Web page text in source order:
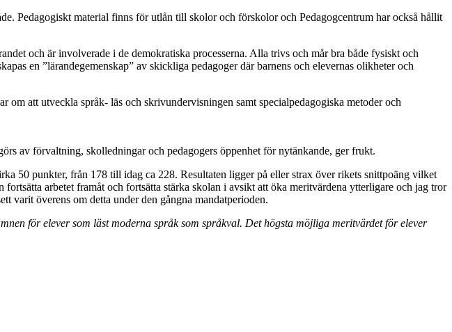
Pedagogiskt material finns för utlån till skolor och förskolor och Pedagogcentrum har också hållit
och är involverade i de demokratiska processerna. Alla trivs och mår bra både fysiskt och
en ”lärandegemenskap” av skickliga pedagoger där barnens och elevernas olikheter och
att utveckla språk- läs och skrivundervisningen samt specialpedagogiska metoder och
av förvaltning, skolledningar och pedagogers öppenhet för nytänkande, ger frukt.
50 punkter, från 178 till idag ca 228. Resultaten ligger på eller strax över rikets snittpoäng vilket
arbetet framåt och fortsätta stärka skolan i avsikt att öka meritvärdena ytterligare och jag tror
varit överens om detta under den gångna mandatperioden.
för elever som läst moderna språk som språkval. Det högsta möjliga meritvärdet för elever